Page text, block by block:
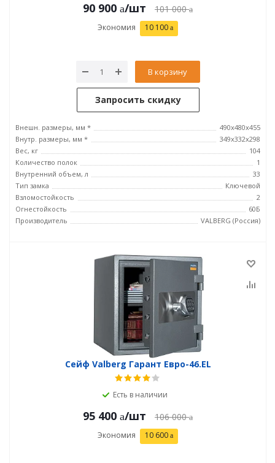
90 900 /шт 101 000
Экономия 10 100
В корзину
Запросить скидку
Внешн. размеры, мм *
490x480x455
Внутр. размеры, мм *
349x332x298
Вес, кг
104
Количество полок
1
Внутренний объем, л
33
Тип замка
Ключевой
Взломостойкость
2
Огнестойкость
60Б
Производитель
VALBERG (Россия)
Сейф Valberg Гарант Евро-46.EL
Есть в наличии
95 400 /шт 106 000
Экономия 10 600